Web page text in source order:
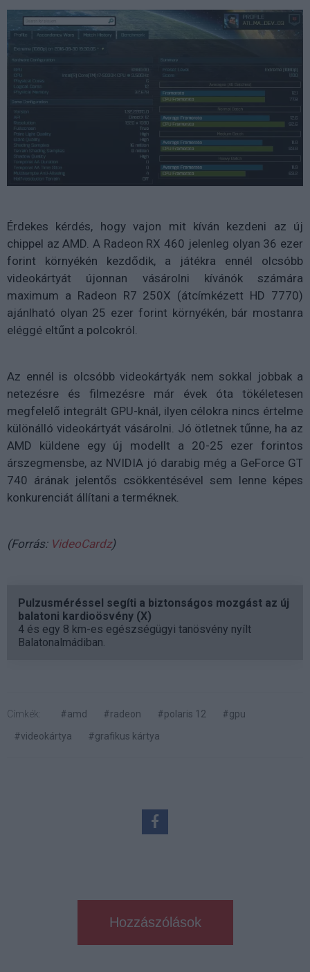
Érdekes kérdés, hogy vajon mit kíván kezdeni az új
chippel az AMD. A Radeon RX 460 jelenleg olyan 36 ezer
forint környékén kezdődik, a játékra ennél olcsóbb
videokártyát újonnan vásárolni kívánók számára
maximum a Radeon R7 250X (átcímkézett HD 7770)
ajánlható olyan 25 ezer forint környékén, bár mostanra
eléggé eltűnt a polcokról.
Az ennél is olcsóbb videokártyák nem sokkal jobbak a
netezésre és filmezésre már évek óta tökéletesen
megfelelő integrált GPU-knál, ilyen célokra nincs értelme
különálló videokártyát vásárolni. Jó ötletnek tűnne, ha az
AMD küldene egy új modellt a 20-25 ezer forintos
árszegmensbe, az NVIDIA jó darabig még a GeForce GT
740 árának jelentős csökkentésével sem lenne képes
konkurenciát állítani a terméknek.
(Forrás: VideoCardz)
Pulzusméréssel segíti a biztonságos mozgást az új
balatoni kardioösvény (X)
4 és egy 8 km-es egészségügyi tanösvény nyílt
Balatonalmádiban.
Címkék: #amd #radeon #polaris 12
#gpu
#videokártya
#grafikus kártya
Hozzászólások